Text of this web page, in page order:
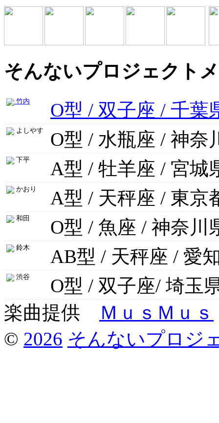
そんないプロジェクト
竹内 O型 / 双子座 / 千葉
よしやす O型 / 水瓶座 / 神奈
下平 A型 / 牡羊座 / 宮城
かおり A型 / 天秤座 / 東京
和田 O型 / 魚座 / 神奈川
鈴木 AB型 / 天秤座 / 愛
渋谷
O型 / 双子座/ 埼玉
楽曲提供
ＭｕｓＭｕｓ
© 2026 そんないプロジ